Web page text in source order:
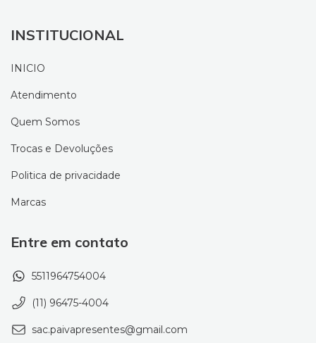
INSTITUCIONAL
INICIO
Atendimento
Quem Somos
Trocas e Devoluções
Politica de privacidade
Marcas
Entre em contato
5511964754004
(11) 96475-4004
sac.paivapresentes@gmail.com